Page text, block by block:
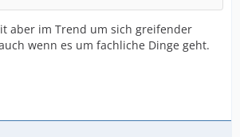
aber im Trend um sich greifender
wenn es um fachliche Dinge geht.